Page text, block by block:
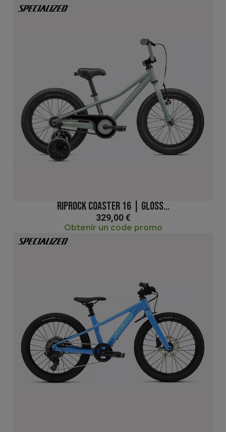
RIPROCK COASTER 16 | GLOSS...
329,00 €
Obtenir un code promo